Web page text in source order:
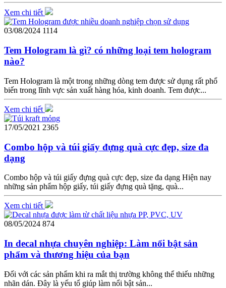
Xem chi tiết
03/08/2024 1114
Tem Hologram là gì? có những loại tem hologram
nào?
Tem Hologram là một trong những dòng tem được sử dụng rất phổ
biến trong lĩnh vực sản xuất hàng hóa, kinh doanh. Tem được...
Xem chi tiết
17/05/2021 2365
Combo hộp và túi giấy đựng quà cực đẹp, size đa
dạng
Combo hộp và túi giấy đựng quà cực đẹp, size đa dạng Hiện nay
những sản phẩm hộp giấy, túi giấy đựng quà tặng, quà...
Xem chi tiết
08/05/2024 874
In decal nhựa chuyên nghiệp: Làm nổi bật sản
phẩm và thương hiệu của bạn
Đối với các sản phẩm khi ra mắt thị trường không thể thiếu những
nhãn dán. Đây là yếu tố giúp làm nổi bật sản...